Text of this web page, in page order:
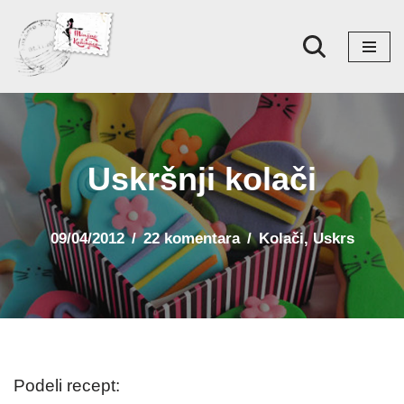
Skoči
na
sadržaj
Uskršnji kolači
09/04/2012 22 komentara Kolači,Uskrs
Podeli recept: